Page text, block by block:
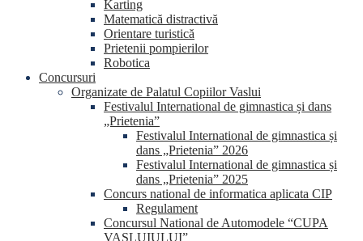
Karting
Matematică distractivă
Orientare turistică
Prietenii pompierilor
Robotica
Concursuri
Organizate de Palatul Copiilor Vaslui
Festivalul International de gimnastica și dans
„Prietenia”
Festivalul International de gimnastica și
dans „Prietenia” 2026
Festivalul International de gimnastica și
dans „Prietenia” 2025
Concurs national de informatica aplicata CIP
Regulament
Concursul National de Automodele “CUPA
VASLUIULUI”